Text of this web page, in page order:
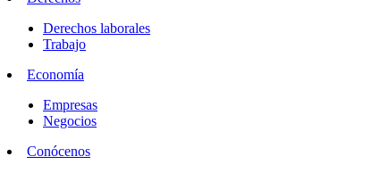
Derechos laborales
Trabajo
Economía
Empresas
Negocios
Conócenos